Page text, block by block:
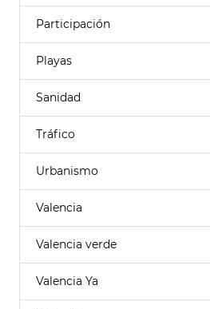
Participación
Playas
Sanidad
Tráfico
Urbanismo
Valencia
Valencia verde
Valencia Ya